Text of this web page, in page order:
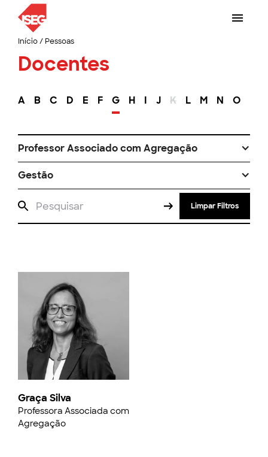
Início/ Pessoas
Docentes
A B C D E F G H I J K L M N O
Professor Associado com Agregação
Gestão
Limpar Filtros
Graça Silva
Professora Associada com
Agregação